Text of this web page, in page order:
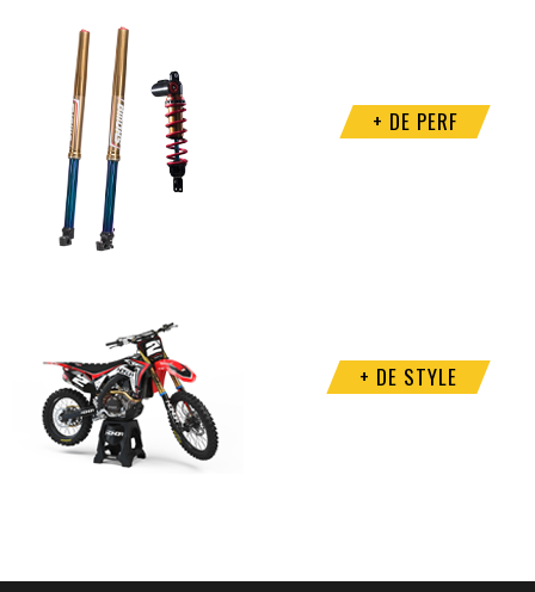
+ DE PERF
+ DE STYLE